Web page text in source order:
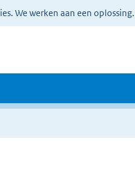
We werken aan een